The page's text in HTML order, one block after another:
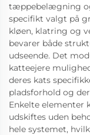
tæppebelægning
specifikt valgt på
kløen, klatring og
bevarer både
udseende. Det
katteejere
deres kats
pladsforhold og
Enkelte elementer
udskiftes uden
hele systemet,